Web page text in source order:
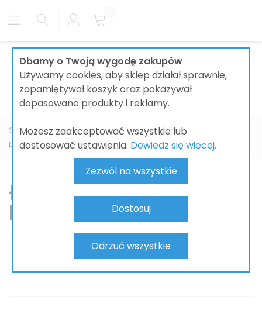
Dbamy o Twoją wygodę zakupów
Używamy cookies, aby sklep działał sprawnie,
zapamiętywał koszyk oraz pokazywał
dopasowane produkty i reklamy.
Możesz zaakceptować wszystkie lub
dostosować ustawienia. Dowiedz się więcej.
Zezwól na wszystkie
Dostosuj
Odrzuć wszystkie
Strona główna KUCHNIA SZTUĆCE KUCHENNE
Łyżeczki do herbaty i kawy
Łyżeczki do herbaty i
kawy